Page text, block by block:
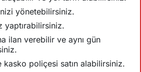
yönetebilirsiniz.
yaptırabilirsiniz.
ilan verebilir ve aynı gün
kasko poliçesi satın alabilirsiniz.